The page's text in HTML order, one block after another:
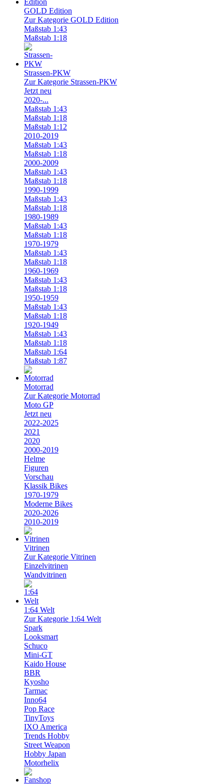
GOLD Edition
Zur Kategorie GOLD Edition
Maßstab 1:43
Maßstab 1:18
Strassen-PKW
Zur Kategorie Strassen-PKW
Jetzt neu
2020-...
Maßstab 1:43
Maßstab 1:18
Maßstab 1:12
2010-2019
Maßstab 1:43
Maßstab 1:18
2000-2009
Maßstab 1:43
Maßstab 1:18
1990-1999
Maßstab 1:43
Maßstab 1:18
1980-1989
Maßstab 1:43
Maßstab 1:18
1970-1979
Maßstab 1:43
Maßstab 1:18
1960-1969
Maßstab 1:43
Maßstab 1:18
1950-1959
Maßstab 1:43
Maßstab 1:18
1920-1949
Maßstab 1:43
Maßstab 1:18
Maßstab 1:64
Maßstab 1:87
Motorrad
Zur Kategorie Motorrad
Moto GP
Jetzt neu
2022-2025
2021
2020
2000-2019
Helme
Figuren
Vorschau
Klassik Bikes
1970-1979
Moderne Bikes
2020-2026
2010-2019
Vitrinen
Zur Kategorie Vitrinen
Einzelvitrinen
Wandvitrinen
1:64 Welt
Zur Kategorie 1:64 Welt
Spark
Looksmart
Schuco
Mini-GT
Kaido House
BBR
Kyosho
Tarmac
Inno64
Pop Race
TinyToys
IXO America
Trends Hobby
Street Weapon
Hobby Japan
Motorhelix